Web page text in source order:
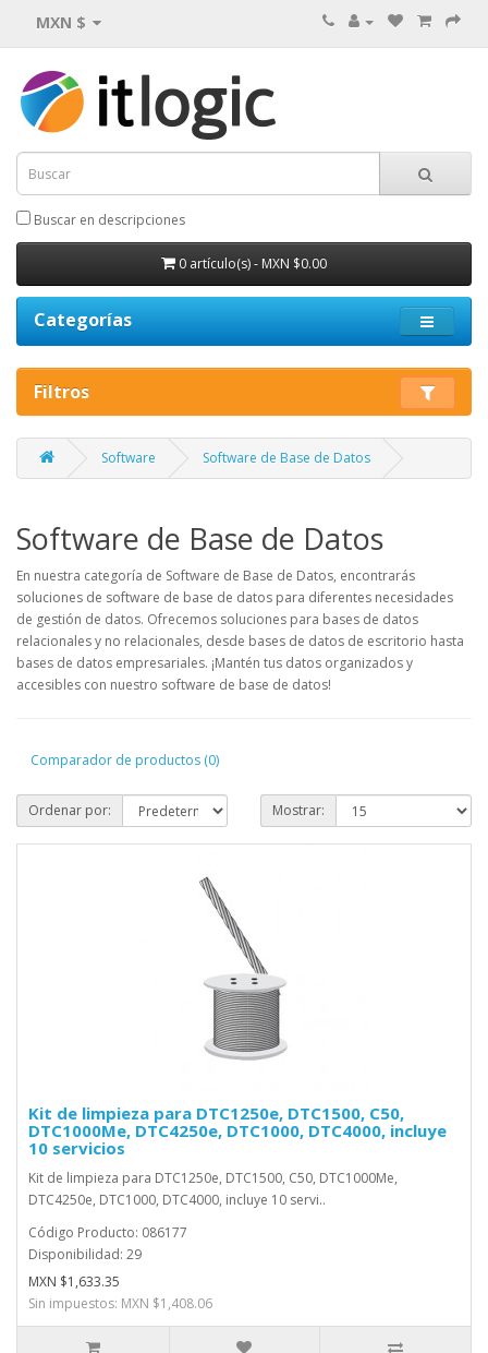
MXN $
Buscar en descripciones
0 artículo(s) - MXN $0.00
Categorías
Filtros
Software Software de Base de Datos
Software de Base de Datos
En nuestra categoría de Software de Base de Datos, encontrarás
soluciones de software de base de datos para diferentes necesidades
de gestión de datos. Ofrecemos soluciones para bases de datos
relacionales y no relacionales, desde bases de datos de escritorio hasta
bases de datos empresariales. ¡Mantén tus datos organizados y
accesibles con nuestro software de base de datos!
Comparador de productos (0)
Ordenar por: Mostrar:
Kit de limpieza para DTC1250e, DTC1500, C50,
DTC1000Me, DTC4250e, DTC1000, DTC4000, incluye
10 servicios
Kit de limpieza para DTC1250e, DTC1500, C50, DTC1000Me,
DTC4250e, DTC1000, DTC4000, incluye 10 servi..
Código Producto: 086177
Disponibilidad: 29
MXN $1,633.35
Sin impuestos: MXN $1,408.06